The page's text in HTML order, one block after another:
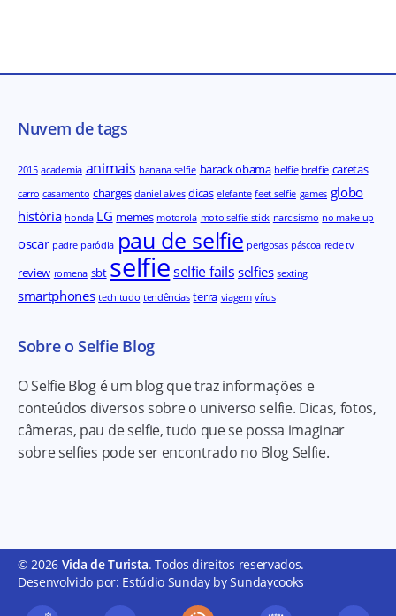
Nuvem de tags
2015 academia animais banana selfie barack obama belfie brelfie caretas
carro casamento charges daniel alves dicas elefante feet selfie games globo
história honda LG memes motorola moto selfie stick narcisismo no make up
oscar padre paródia pau de selfie perigosas páscoa rede tv
review romena sbt selfieselfie fails selfies sexting
smartphones tech tudo tendências terra viagem vírus
Sobre o Selfie Blog
O Selfie Blog é um blog que traz informações e
conteúdos diversos sobre o universo selfie. Dicas, fotos,
câmeras, pau de selfie, tudo que se possa imaginar
sobre selfies pode ser encontrado no Blog Selfie.
© 2026 Vida de Turista. Todos direitos reservados.
Desenvolvido por: Estúdio Sunday by Sundaycooks